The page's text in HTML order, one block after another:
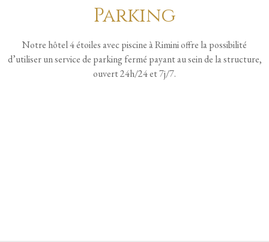
Parking
Notre hôtel 4 étoiles avec piscine à Rimini offre la possibilité
d’utiliser un service de parking fermé payant au sein de la structure,
ouvert 24h/24 et 7j/7.